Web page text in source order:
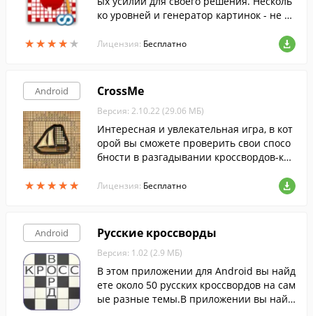
★★★★★
★★★★★
ко уровней и генератор картинок - не да
Лицензия: Бесплатно
Android
★★★★★
★★★★★
CrossMe
Версия: 2.10.22 (29.06 МБ)
Интересная и увлекательная игра, в кот
орой вы сможете проверить свои спосо
бности в разгадывании кроссвордов-кар
Лицензия: Бесплатно
Android Русские кроссворды
Версия: 1.02 (2.9 МБ)
В этом приложении для Android вы найд
ете около 50 русских кроссвордов на сам
ые разные темы.В приложении вы найд